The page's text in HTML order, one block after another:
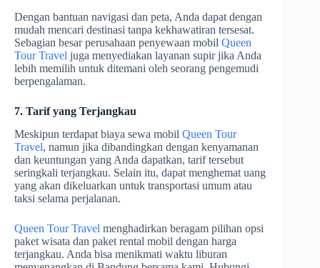
Dengan bantuan navigasi dan peta, Anda dapat dengan
mudah mencari destinasi tanpa kekhawatiran tersesat.
Sebagian besar perusahaan penyewaan mobil Queen
Tour Travel juga menyediakan layanan supir jika Anda
lebih memilih untuk ditemani oleh seorang pengemudi
berpengalaman.
7. Tarif yang Terjangkau
Meskipun terdapat biaya sewa mobil Queen Tour
Travel, namun jika dibandingkan dengan kenyamanan
dan keuntungan yang Anda dapatkan, tarif tersebut
seringkali terjangkau. Selain itu, dapat menghemat uang
yang akan dikeluarkan untuk transportasi umum atau
taksi selama perjalanan.
Queen Tour Travel menghadirkan beragam pilihan opsi
paket wisata dan paket rental mobil dengan harga
terjangkau. Anda bisa menikmati waktu liburan